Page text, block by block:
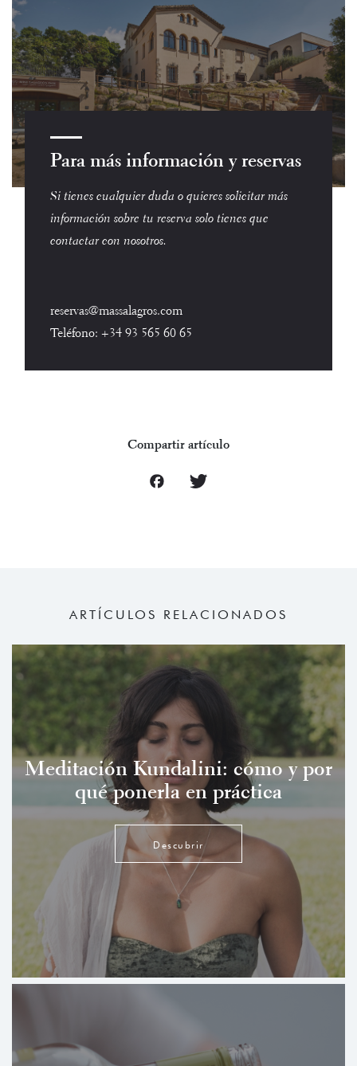
Para más información y reservas
Si tienes cualquier duda o quieres solicitar más
información sobre tu reserva solo tienes que
contactar con nosotros.
reservas@massalagros.com
Teléfono: +34 93 565 60 65
Compartir artículo
ARTÍCULOS RELACIONADOS
Meditación Kundalini: cómo y por
qué ponerla en práctica
Descubrir